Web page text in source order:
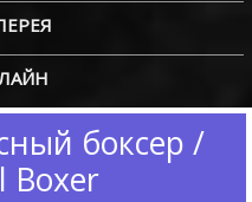
боксер /
Boxer